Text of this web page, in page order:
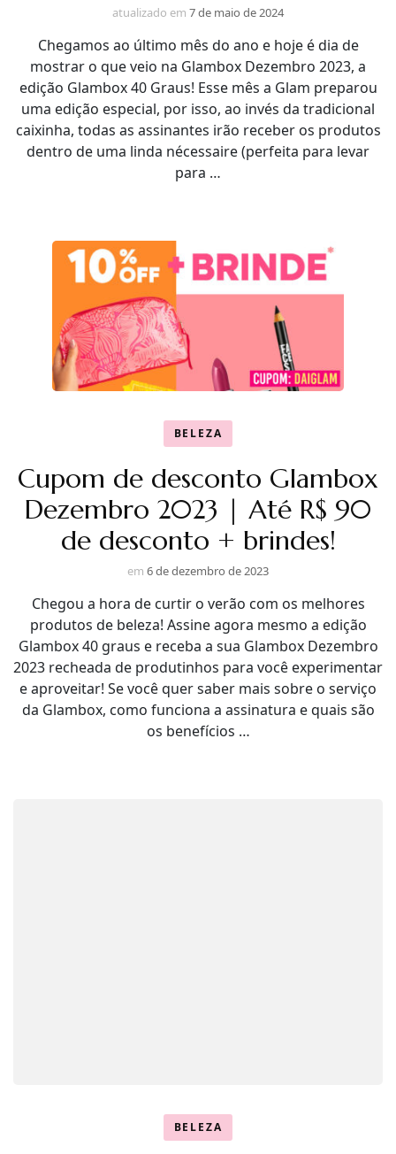
atualizado em 7 de maio de 2024
Chegamos ao último mês do ano e hoje é dia de
mostrar o que veio na Glambox Dezembro 2023, a
edição Glambox 40 Graus! Esse mês a Glam preparou
uma edição especial, por isso, ao invés da tradicional
caixinha, todas as assinantes irão receber os produtos
dentro de uma linda nécessaire (perfeita para levar
para …
BELEZA
Cupom de desconto Glambox
Dezembro 2023 | Até R$ 90
de desconto + brindes!
em 6 de dezembro de 2023
Chegou a hora de curtir o verão com os melhores
produtos de beleza! Assine agora mesmo a edição
Glambox 40 graus e receba a sua Glambox Dezembro
2023 recheada de produtinhos para você experimentar
e aproveitar! Se você quer saber mais sobre o serviço
da Glambox, como funciona a assinatura e quais são
os benefícios …
BELEZA